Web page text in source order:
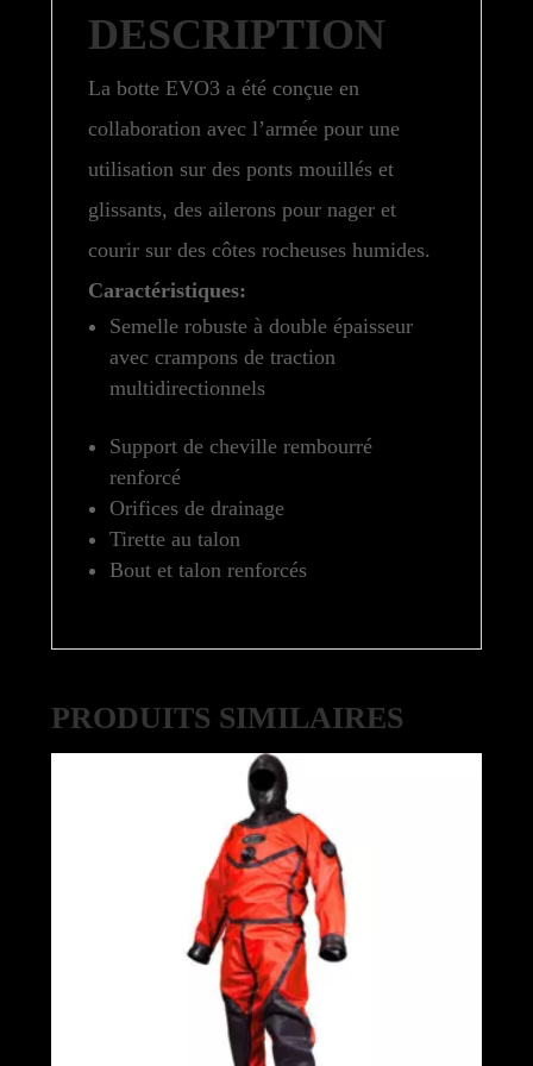
DESCRIPTION
La botte EVO3 a été conçue en
collaboration avec l’armée pour une
utilisation sur des ponts mouillés et
glissants, des ailerons pour nager et
courir sur des côtes rocheuses humides.
Caractéristiques:
Semelle robuste à double épaisseur
avec crampons de traction
multidirectionnels
Support de cheville rembourré
renforcé
Orifices de drainage
Tirette au talon
Bout et talon renforcés
PRODUITS SIMILAIRES